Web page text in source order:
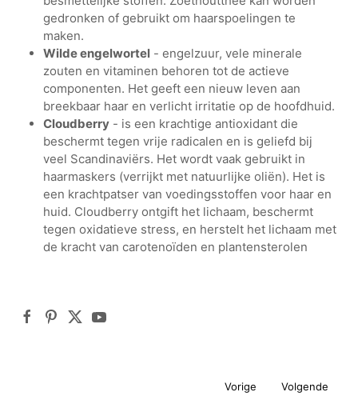
gedronken of gebruikt om haarspoelingen te
maken.
Wilde engelwortel - engelzuur, vele minerale
zouten en vitaminen behoren tot de actieve
componenten. Het geeft een nieuw leven aan
breekbaar haar en verlicht irritatie op de hoofdhuid.
Cloudberry - is een krachtige antioxidant die
beschermt tegen vrije radicalen en is geliefd bij
veel Scandinaviërs. Het wordt vaak gebruikt in
haarmaskers (verrijkt met natuurlijke oliën). Het is
een krachtpatser van voedingsstoffen voor haar en
huid. Cloudberry ontgift het lichaam, beschermt
tegen oxidatieve stress, en herstelt het lichaam met
de kracht van carotenoïden en plantensterolen
Vorige Volgende